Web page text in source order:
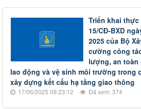
Triển khai
15/CĐ-BXD
2025 của Bộ
cường công
lượng, an toàn
lao động và vệ sinh môi trường trong
xây dựng kết cấu hạ tầng giao thông
17/06/2025 09:23:12 Đã xem: 374